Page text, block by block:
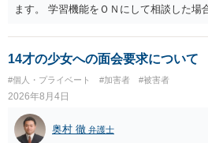
ます。 学習機能をＯＮにして相談した場
する可能性がありますが、個人名や会社
般論として抽象化されて回答に織り込ま
せんので、その情報自体が、秘密情報に
誉棄損として、個人や会社に対する誹謗
当たるとも思われません。 もちろん、誰
に入力したかも第三者にしられることは
をせずに書き込んだことで（おそらく特
14才の少女への面会要求について
#個人・プライベート #加害者 #被害者
2026年8月4日
奥村 徹 弁護士